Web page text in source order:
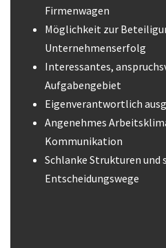
Firmenwagen
Möglichkeit zur
Unternehmenserfolg
Interessantes,
Aufgabengebiet
Eigenverantwortlich
Angenehmes
Kommunikation
Schlanke Strukturen und
Entscheidungswege